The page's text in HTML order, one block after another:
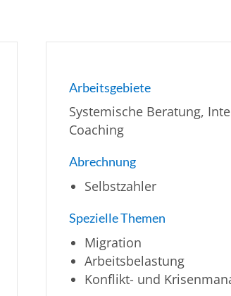
Arbeitsgebiete
Systemische Beratung,
Coaching
Abrechnung
Selbstzahler
Spezielle Themen
Migration
Arbeitsbelastung
Konflikt- und